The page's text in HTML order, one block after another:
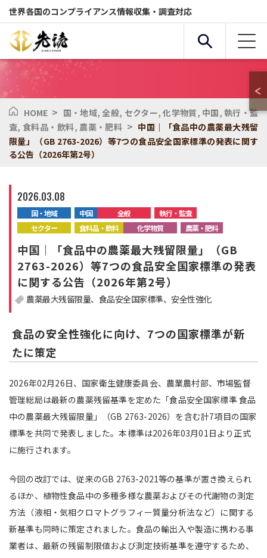
世界各国のコンプライアンス情報収集・調査対応
複合条件検索
サービス
全般
化学物質 環境
注目領域 新領域
HOME > 国・地域,全般, セクター,化学物質, 中国,執行・監
査, 食料品・飲料, 農薬・肥料 > 中国｜「食品中の農薬最大残留
限量」（GB 2763-2026）等7つの食品安全国家標準の発表に関す
る公告（2026年第2号）
2026.03.08
国・地域 中国 全般
執行・監査
セクター
食料品・飲料 化学物質 農薬・肥料
中国｜「食品中の農薬最大残留限量」（GB
2763-2026）等7つの食品安全国家標準の発表
に関する公告（2026年第2号）
農薬最大残留限量 食品安全国家標準 安全性強化
食品の安全性強化に向け、7つの国家標準が新
たに策定
2026年02月26日、国家衛生健康委員会、農業農村部、市場監督
管理総局は最新の農薬残留基準を定めた「食品安全国家標準 食品
中の農薬最大残留限量」（GB 2763-2026）を含む計7項目の国家
標準を共同で発表しました。本標準は2026年03月01日より正式
に施行されます。
今回の改訂では、従来のGB 2763-2021等の基準が置き換えられ
るほか、植物性食品中の多種多様な農薬およびその代謝物の測定
方法（液相・気相クロマトグラフィー質量分析法など）に関する
新基準も同時に策定されました。食品の輸出入や製造に携わる事
業者は、最新の残留制限値および測定技術基準を遵守するため、